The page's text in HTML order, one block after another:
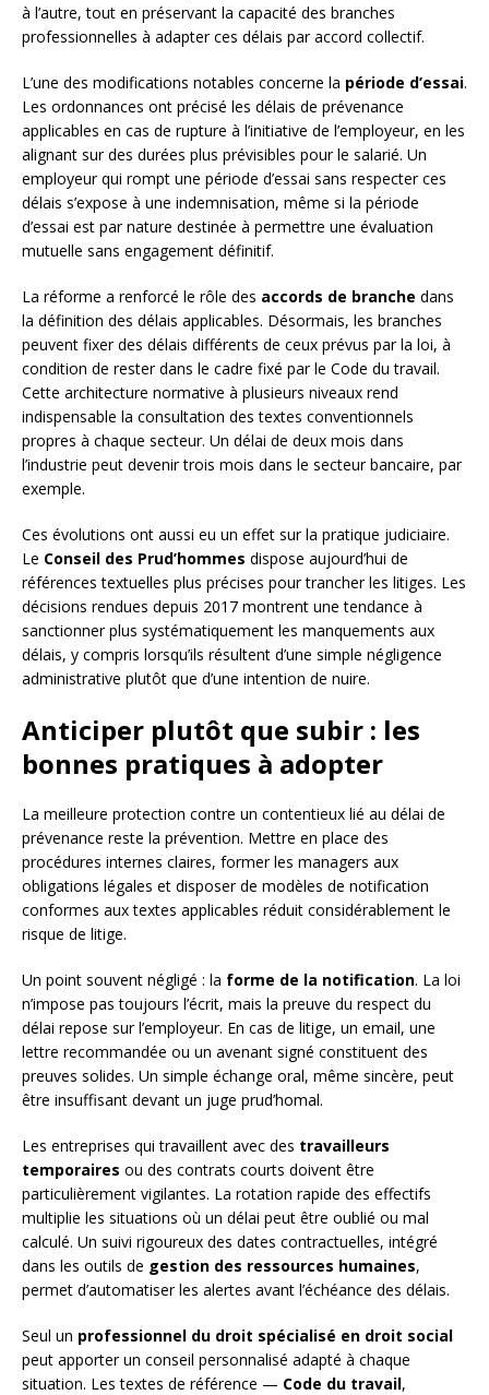
à l’autre, tout en préservant la capacité des branches
professionnelles à adapter ces délais par accord collectif.
L’une des modifications notables concerne la période d’essai.
Les ordonnances ont précisé les délais de prévenance
applicables en cas de rupture à l’initiative de l’employeur, en les
alignant sur des durées plus prévisibles pour le salarié. Un
employeur qui rompt une période d’essai sans respecter ces
délais s’expose à une indemnisation, même si la période
d’essai est par nature destinée à permettre une évaluation
mutuelle sans engagement définitif.
La réforme a renforcé le rôle des accords de branche dans
la définition des délais applicables. Désormais, les branches
peuvent fixer des délais différents de ceux prévus par la loi, à
condition de rester dans le cadre fixé par le Code du travail.
Cette architecture normative à plusieurs niveaux rend
indispensable la consultation des textes conventionnels
propres à chaque secteur. Un délai de deux mois dans
l’industrie peut devenir trois mois dans le secteur bancaire, par
exemple.
Ces évolutions ont aussi eu un effet sur la pratique judiciaire.
Le Conseil des Prud’hommes dispose aujourd’hui de
références textuelles plus précises pour trancher les litiges. Les
décisions rendues depuis 2017 montrent une tendance à
sanctionner plus systématiquement les manquements aux
délais, y compris lorsqu’ils résultent d’une simple négligence
administrative plutôt que d’une intention de nuire.
Anticiper plutôt que subir : les
bonnes pratiques à adopter
La meilleure protection contre un contentieux lié au délai de
prévenance reste la prévention. Mettre en place des
procédures internes claires, former les managers aux
obligations légales et disposer de modèles de notification
conformes aux textes applicables réduit considérablement le
risque de litige.
Un point souvent négligé : la forme de la notification. La loi
n’impose pas toujours l’écrit, mais la preuve du respect du
délai repose sur l’employeur. En cas de litige, un email, une
lettre recommandée ou un avenant signé constituent des
preuves solides. Un simple échange oral, même sincère, peut
être insuffisant devant un juge prud’homal.
Les entreprises qui travaillent avec des travailleurs
temporaires ou des contrats courts doivent être
particulièrement vigilantes. La rotation rapide des effectifs
multiplie les situations où un délai peut être oublié ou mal
calculé. Un suivi rigoureux des dates contractuelles, intégré
dans les outils de gestion des ressources humaines,
permet d’automatiser les alertes avant l’échéance des délais.
Seul un professionnel du droit spécialisé en droit social
peut apporter un conseil personnalisé adapté à chaque
situation. Les textes de référence — Code du travail,